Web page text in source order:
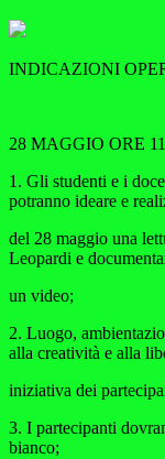
INDICAZIONI
28 MAGGIO ORE
1. Gli studenti e i
potranno ideare e
del 28 maggio una
Leopardi e
un video;
2. Luogo,
alla creatività e alla
iniziativa dei
3. I partecipanti
bianco;